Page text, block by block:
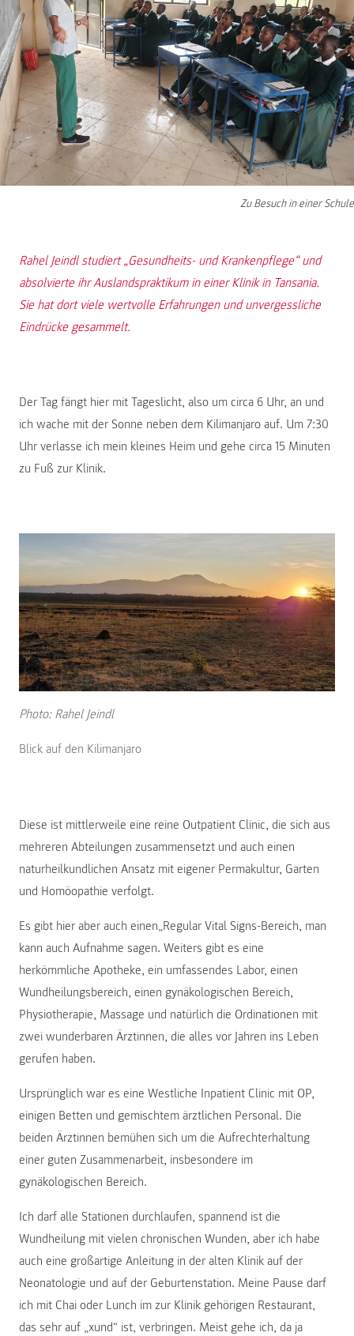
Zu Besuch in einer Schule
Rahel Jeindl studiert „Gesundheits- und Krankenpflege“ und
absolvierte ihr Auslandspraktikum in einer Klinik in Tansania.
Sie hat dort viele wertvolle Erfahrungen und unvergessliche
Eindrücke gesammelt.
Der Tag fängt hier mit Tageslicht, also um circa 6 Uhr, an und
ich wache mit der Sonne neben dem Kilimanjaro auf. Um 7:30
Uhr verlasse ich mein kleines Heim und gehe circa 15 Minuten
zu Fuß zur Klinik.
Photo: Rahel Jeindl
Blick auf den Kilimanjaro
Diese ist mittlerweile eine reine Outpatient Clinic, die sich aus
mehreren Abteilungen zusammensetzt und auch einen
naturheilkundlichen Ansatz mit eigener Permakultur, Garten
und Homöopathie verfolgt.
Es gibt hier aber auch einen„Regular Vital Signs-Bereich, man
kann auch Aufnahme sagen. Weiters gibt es eine
herkömmliche Apotheke, ein umfassendes Labor, einen
Wundheilungsbereich, einen gynäkologischen Bereich,
Physiotherapie, Massage und natürlich die Ordinationen mit
zwei wunderbaren Ärztinnen, die alles vor Jahren ins Leben
gerufen haben.
Ursprünglich war es eine Westliche Inpatient Clinic mit OP,
einigen Betten und gemischtem ärztlichen Personal. Die
beiden Ärztinnen bemühen sich um die Aufrechterhaltung
einer guten Zusammenarbeit, insbesondere im
gynäkologischen Bereich.
Ich darf alle Stationen durchlaufen, spannend ist die
Wundheilung mit vielen chronischen Wunden, aber ich habe
auch eine großartige Anleitung in der alten Klinik auf der
Neonatologie und auf der Geburtenstation. Meine Pause darf
ich mit Chai oder Lunch im zur Klinik gehörigen Restaurant,
das sehr auf „xund“ ist, verbringen. Meist gehe ich, da ja